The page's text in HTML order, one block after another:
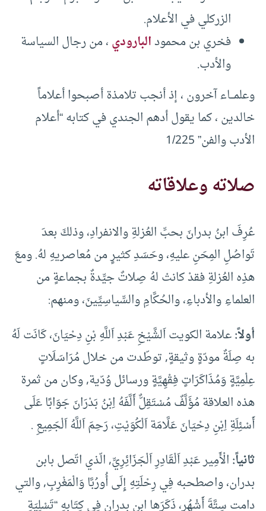
الزركلي في الأعلام.
فخري بن محمودالبارودي، من رجال السياسة
والأدب.
وعلمـــاء آخرون ، إذ أنجب تلامذة أصبحوا أعلاماً
خالدين ، كما يقول أدهم الجندي في كتابه “أعلام
الأدب والفن” 1/225
صلاته وعلاقاته
عُرِفَ ابنُ بدرانَ بحبِّ العُزلةِ والانفرادِ، وذلكَ بعدَ
تَواصُلِ المِحَنِ عليهِ، وحَسَدِ كثيرٍ من مُعاصريهِ لهُ. ومعَ
هذِه العُزلةِ فقدْ كانتْ لهُ صِلاتٌ جيِّدةٌ بجماعةٍ من
العلماءِ والأدباءِ، والحُكَّامِ والسِّياسِيِّينَ، ومنهم:
أولاً:علامة الكويت اَلشَّيْخِ عَبْدِ اَللَّهِ بْنِ دِحْيَانَ، كَانَت لَهُ
به صِلَةٌ مودّةٍ وثيقةٍ, توطّدت من خلال مُرَاسَلَاتٍ
عِلْمِيَّةٍ وَمُذَاكَرَاتٍ فِقْهِيَّةٍ ورسائل وُدّية, وكان من ثمرة
هذه العلاقة مُؤَلَّفٌ مُسْتَقِلٌّ أَلَّفَهُ اِبْنُ بَدْرَانَ جَوَابًا عَلَى
أَسْئِلَةِ اِبْنِ دِحْيَانَ عَلَّامَة اَلْكُوَيْتِ، رَحِمَ اَللَّهُ اَلْجَمِيعِ .
ثانياً:الْأَمِير عَبْدِ اَلْقَادِرِ اَلْجَزَائِرِيِّ, الّذي اتّصل بابن
بدران، واصطحبه فِي رِحْلَتِهِ إِلَى أُورُبَّا وَالْمَغْرِبِ, والتي
دامت سِتَّةَ أَشْهُرٍ، ذَكَرَها ابن بدران فِي كِتَابِهِ “تَسْلِيَةِ